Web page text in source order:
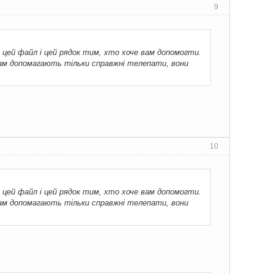
9
файл і цей рядок тим, хто хоче вам допомогти.
допомагають тільки справжні телепати, вони
10
файл і цей рядок тим, хто хоче вам допомогти.
допомагають тільки справжні телепати, вони